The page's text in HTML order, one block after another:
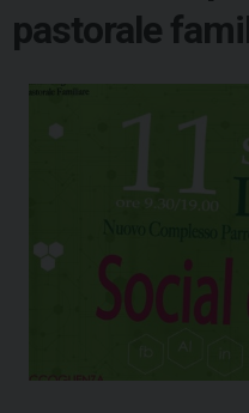
pastorale